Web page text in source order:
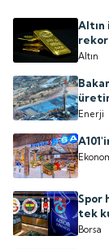
Altın
rekor
Altın
Enerji
Spor
tek
Borsa